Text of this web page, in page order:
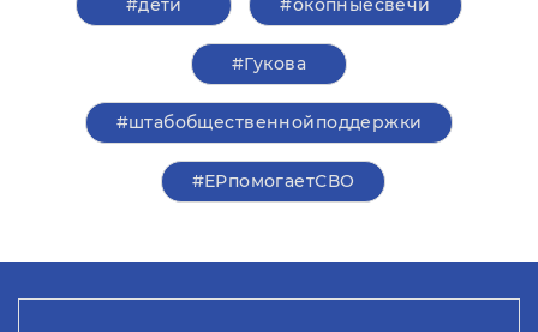
#дети #окопныесвечи
#Гукова
#штабобщественнойподдержки
#ЕРпомогаетСВО